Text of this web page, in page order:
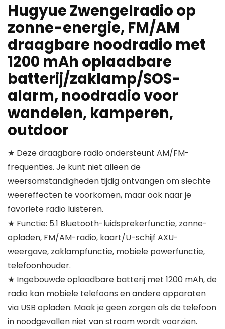
Hugyue Zwengelradio op
zonne-energie, FM/AM
draagbare noodradio met
1200 mAh oplaadbare
batterij/zaklamp/SOS-
alarm, noodradio voor
wandelen, kamperen,
outdoor
★ Deze draagbare radio ondersteunt AM/FM-
frequenties. Je kunt niet alleen de
weersomstandigheden tijdig ontvangen om slechte
weereffecten te voorkomen, maar ook naar je
favoriete radio luisteren.
★ Functie: 5.1 Bluetooth-luidsprekerfunctie, zonne-
opladen, FM/AM-radio, kaart/U-schijf AXU-
weergave, zaklampfunctie, mobiele powerfunctie,
telefoonhouder.
★ Ingebouwde oplaadbare batterij met 1200 mAh, de
radio kan mobiele telefoons en andere apparaten
via USB opladen. Maak je geen zorgen als de telefoon
in noodgevallen niet van stroom wordt voorzien.